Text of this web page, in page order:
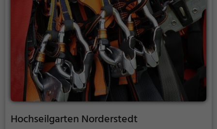
Hochseilgarten Norderstedt